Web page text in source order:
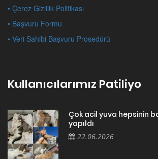
• Çerez Gizlilik Politikası
• Başvuru Formu
• Veri Sahibi Başvuru Prosedürü
Kullanıcılarımız Patiliyo
Çok acil yuva hepsinin
yapıldı
22.06.2026